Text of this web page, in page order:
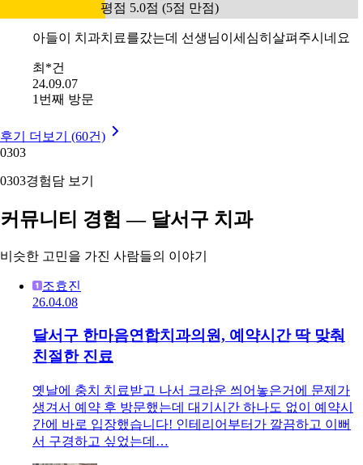
평점 5.0점 (5점 만점)
아들이 치과치료를갔는데 선생님이세심히살펴주시네요
최*건
24.09.07
1번째 방문
후기 더보기 (60건)
0303
0303경험담 보기
커뮤니티 경험 — 달서구 치과
비슷한 고민을 가진 사람들의 이야기
조효진
26.04.08
달서구 한마음연합치과의원, 예약시간 딱 맞춰
친절한 진료
옛날에 충치 치료받고 나서 크라운 씌어놓은거에 문제가
생겨서 예약 후 방문했는데 대기시간 하나도 없이 예약시
간에 바로 입장했습니다! 인테리어부터가 깔끔하고 이뻐
서 구경하고 싶었는데…